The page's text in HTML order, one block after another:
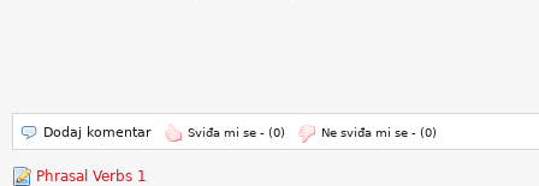
Dodaj komentar Sviđa mi se - (0) Ne sviđa mi se - (0)
Phrasal Verbs 1